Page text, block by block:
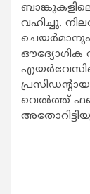
വഹിച്ചു.
ഔദ്യോഗിക
വെല്‍ത്ത്